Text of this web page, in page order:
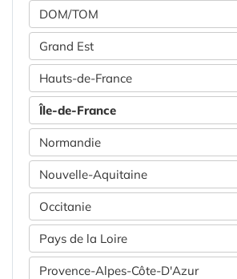
DOM/TOM
Grand Est
Hauts-de-France
Île-de-France
Normandie
Nouvelle-Aquitaine
Occitanie
Pays de la Loire
Provence-Alpes-Côte-D'Azur